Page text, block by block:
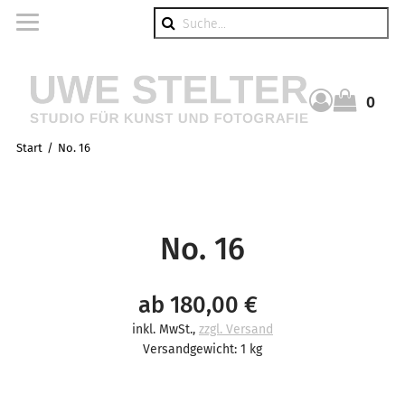
0
Start No. 16
No. 16
ab 180,00 €
inkl. MwSt., zzgl. Versand
Versandgewicht: 1 kg